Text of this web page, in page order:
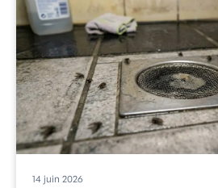
14 juin 2026